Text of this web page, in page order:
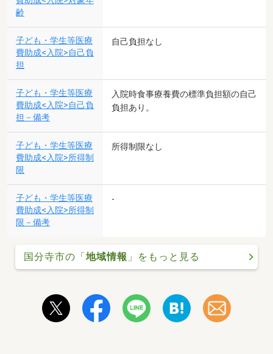
齢
子ども・学生等医療
費助成<入院>自己負
担
自己負担なし
子ども・学生等医療
費助成<入院>自己負
担－備考
入院時食事療養費の標準負担額の自己
負担あり。
子ども・学生等医療
費助成<入院>所得制
限
所得制限なし
子ども・学生等医療
費助成<入院>所得制
限－備考
-
国分寺市の「 地域情報 」をもっと見る